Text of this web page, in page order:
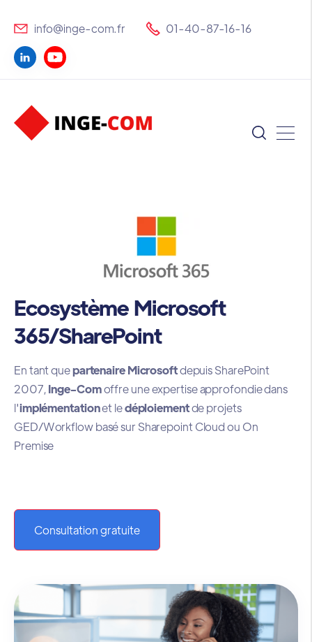
info@inge-com.fr 01-40-87-16-16
Ecosystème Microsoft
365/SharePoint
En tant quepartenaire Microsoftdepuis SharePoint
2007,Inge-Comoffre une expertise approfondie dans
l'implémentationet ledéploiementde projets
GED/Workflow basé sur Sharepoint Cloud ou On
Premise
Consultation gratuite